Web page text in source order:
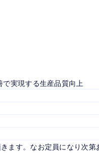
実現する生産品質向上
ます。なお定員になり次第